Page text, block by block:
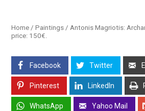
Home / Paintings / Antonis Magriotis:
price: 150€.
Facebook Twitter
Pinterest LinkedIn
WhatsApp Yahoo Mail